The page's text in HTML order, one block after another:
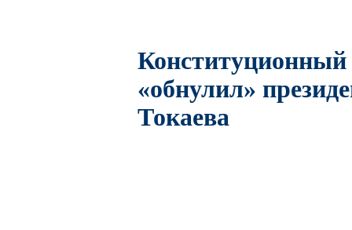
Конституционный
«обнулил»
Токаева